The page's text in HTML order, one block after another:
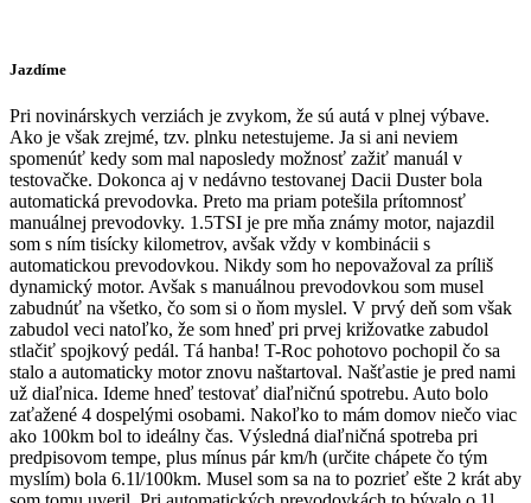
Jazdíme
Pri novinárskych verziách je zvykom, že sú autá v plnej výbave.
Ako je však zrejmé, tzv. plnku netestujeme. Ja si ani neviem
spomenúť kedy som mal naposledy možnosť zažiť manuál v
testovačke. Dokonca aj v nedávno testovanej Dacii Duster bola
automatická prevodovka. Preto ma priam potešila prítomnosť
manuálnej prevodovky. 1.5TSI je pre mňa známy motor, najazdil
som s ním tisícky kilometrov, avšak vždy v kombinácii s
automatickou prevodovkou. Nikdy som ho nepovažoval za príliš
dynamický motor. Avšak s manuálnou prevodovkou som musel
zabudnúť na všetko, čo som si o ňom myslel. V prvý deň som však
zabudol veci natoľko, že som hneď pri prvej križovatke zabudol
stlačiť spojkový pedál. Tá hanba! T-Roc pohotovo pochopil čo sa
stalo a automaticky motor znovu naštartoval. Našťastie je pred nami
už diaľnica. Ideme hneď testovať diaľničnú spotrebu. Auto bolo
zaťažené 4 dospelými osobami. Nakoľko to mám domov niečo viac
ako 100km bol to ideálny čas. Výsledná diaľničná spotreba pri
predpisovom tempe, plus mínus pár km/h (určite chápete čo tým
myslím) bola 6.1l/100km. Musel som sa na to pozrieť ešte 2 krát aby